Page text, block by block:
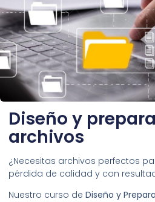
Diseño y
archivos
¿Necesitas archivos perfectos
pérdida de calidad y con
Nuestro curso de Diseño y